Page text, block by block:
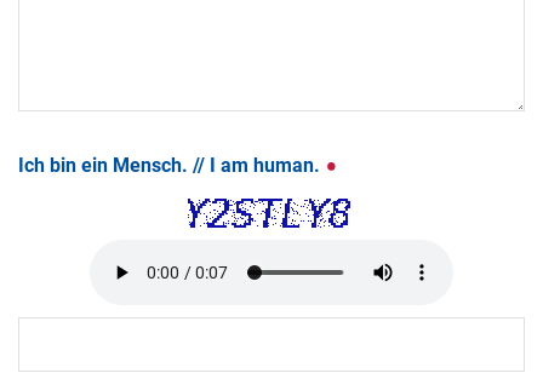
Ich bin ein Mensch. // I am human.